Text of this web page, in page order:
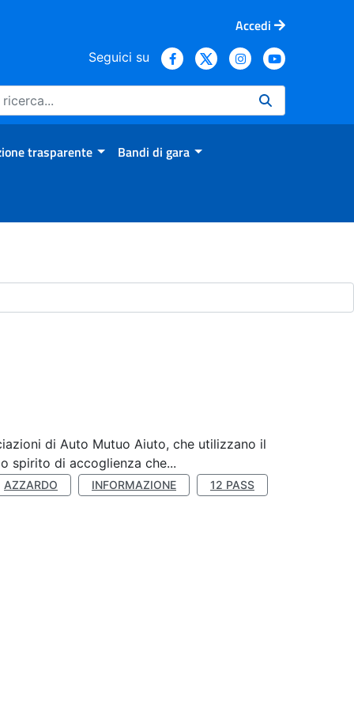
Accedi
Seguici su
trasparente Bandi di gara
di Auto Mutuo Aiuto, che utilizzano il
spirito di accoglienza che...
AZZARDO INFORMAZIONE 12 PASS